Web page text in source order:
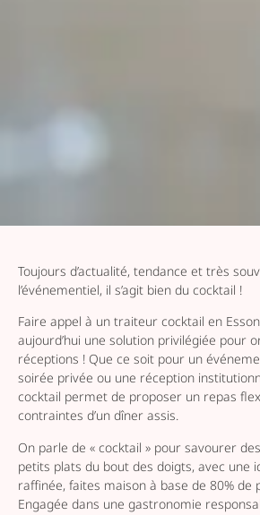
Toujours d’actualité, tendance et très
l’événementiel, il s’agit bien du cocktail !
Faire appel à un traiteur cocktail en
aujourd’hui une solution privilégiée pour
réceptions ! Que ce soit pour un
soirée privée ou une réception
cocktail permet de proposer un repas
contraintes d’un dîner assis.
On parle de « cocktail » pour savourer
petits plats du bout des doigts, avec une
raffinée, faites maison à base de 80% de
Engagée dans une gastronomie